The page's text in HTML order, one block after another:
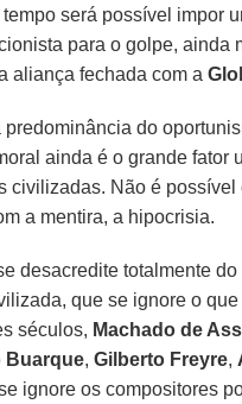
será possível impor
para o golpe, ainda
aliança fechada com a
predominância do
ainda é o grande fator
civilizadas. Não é possível
a mentira, a hipocrisia.
desacredite totalmente do
que se ignore o que
séculos, Machado de
Buarque,Gilberto Freyre,
ignore os compositores